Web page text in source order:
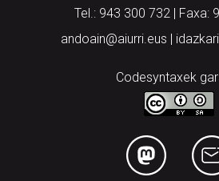
Tel.: 943 300 732 | Faxa:
andoain@aiurri.eus |
Codesyntaxek